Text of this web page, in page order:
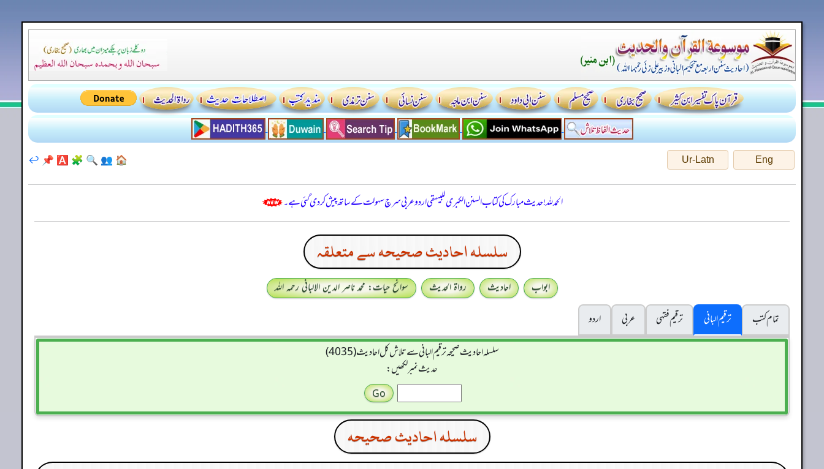
Eng
Ur-Latn
🏠
👥
🔍
🧩
🅰️
📌
↩️
الحمدللہ! حدیث مبارک کی کتاب السنن الكبرى للبيهقي اردو عربی سرچ سہولت کے ساتھ پیش کر دی گئی ہے۔
سلسله احاديث صحيحه سے متعلقہ
ابواب احادیث رواۃ الحدیث
سوانح حیات: محمد ناصر الدین الالبانی رحمہ اللہ
تمام کتب
ترقیم البانی ترقيم فقہی عربی
اردو
سلسله احاديث صحيحه ترقیم البانی سے تلاش کل احادیث (4035)
حدیث نمبر لکھیں:
سلسله احاديث صحيحه